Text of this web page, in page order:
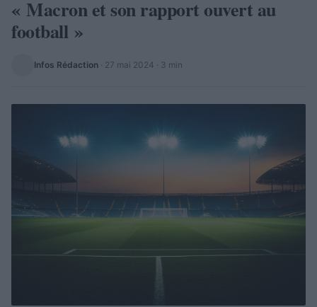
« Macron et son rapport ouvert au
football »
Infos Rédaction · 27 mai 2024 · 3 min